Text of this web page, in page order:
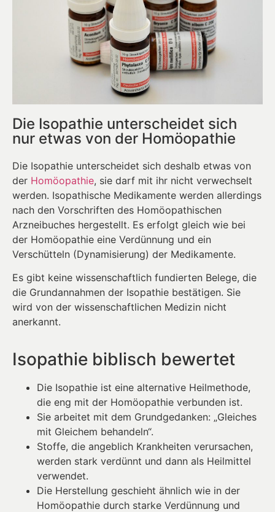
Die Isopathie unterscheidet sich
nur etwas von der Homöopathie
Die Isopathie unterscheidet sich deshalb etwas von
der Homöopathie, sie darf mit ihr nicht verwechselt
werden. Isopathische Medikamente werden allerdings
nach den Vorschriften des Homöopathischen
Arzneibuches hergestellt. Es erfolgt gleich wie bei
der Homöopathie eine Verdünnung und ein
Verschütteln (Dynamisierung) der Medikamente.
Es gibt keine wissenschaftlich fundierten Belege, die
die Grundannahmen der Isopathie bestätigen. Sie
wird von der wissenschaftlichen Medizin nicht
anerkannt.
Isopathie biblisch bewertet
Die Isopathie ist eine alternative Heilmethode,
die eng mit der Homöopathie verbunden ist.
Sie arbeitet mit dem Grundgedanken: „Gleiches
mit Gleichem behandeln“.
Stoffe, die angeblich Krankheiten verursachen,
werden stark verdünnt und dann als Heilmittel
verwendet.
Die Herstellung geschieht ähnlich wie in der
Homöopathie durch starke Verdünnung und